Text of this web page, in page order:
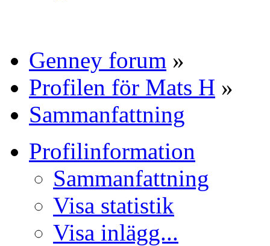
Genney forum »
Profilen för Mats H »
Sammanfattning
Profilinformation
Sammanfattning
Visa statistik
Visa inlägg...